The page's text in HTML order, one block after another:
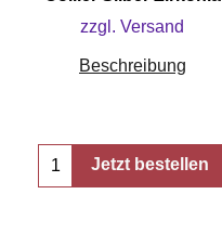
zzgl. Versand
Beschreibung
Jetzt bestellen